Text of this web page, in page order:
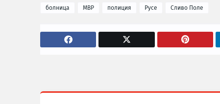
болница МВР полиция Русе Сливо Поле